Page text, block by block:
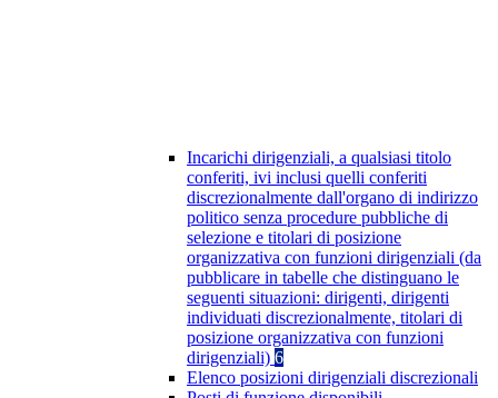
Incarichi dirigenziali, a qualsiasi titolo
conferiti, ivi inclusi quelli conferiti
discrezionalmente dall'organo di indirizzo
politico senza procedure pubbliche di
selezione e titolari di posizione
organizzativa con funzioni dirigenziali (da
pubblicare in tabelle che distinguano le
seguenti situazioni: dirigenti, dirigenti
individuati discrezionalmente, titolari di
posizione organizzativa con funzioni
dirigenziali) 6
Elenco posizioni dirigenziali discrezionali